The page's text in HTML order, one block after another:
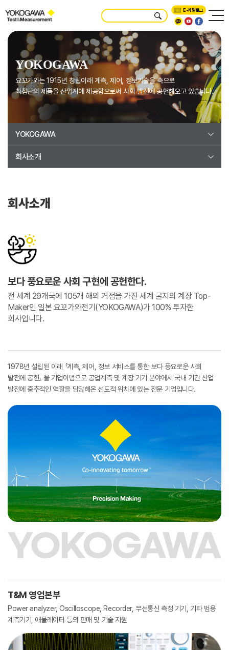
E-카탈로그
YOKOGAWA
요꼬가와는 1915년 창립이래 계측, 제어, 정보기술을 축으로
최첨단의 제품을 산업계에 제공함으로써 사회 발전에 공헌해오고 있습니다.
YOKOGAWA
회사소개
회사소개
보다 풍요로운 사회 구현에 공헌한다.
전 세계 29개국에 105개 해외 거점을 가진 세계 굴지의 계장 Top-
Maker인 일본 요꼬가와전기(YOKOGAWA)가 100% 투자한
회사입니다.
1978년 설립된 이래 「계측, 제어, 정보 서비스를 통한 보다 풍요로운 사회
발전에 공헌」 을 기업이념으로 공업계측 및 계장 기기 분야에서 국내 기간 산업
발전에 중추적인 역할을 담당해온 선도적 위치에 있는 전문 기업입니다.
T&M 영업본부
Power analyzer, Oscilloscope, Recorder, 무선통신 측정 기기, 기타 범용
계측기기, 애뮬레이터 등의 판매 및 기술 지원